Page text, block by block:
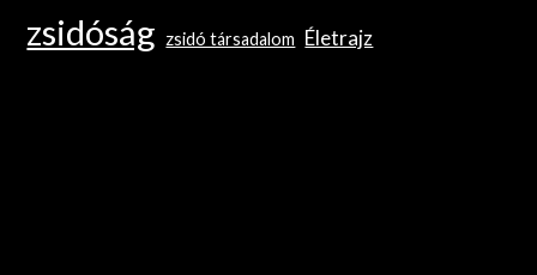
zsidóság zsidó társadalom Életrajz